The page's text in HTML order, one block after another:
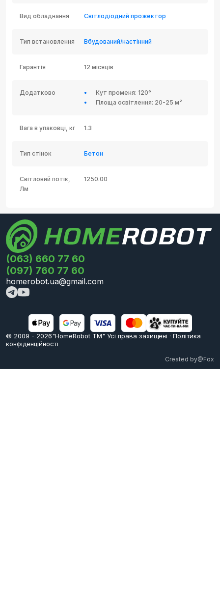
Вид обладнання Світлодіодний прожектор
Тип встановлення Вбудований/настінний
Гарантія 12 місяців
Додатково
Кут променя: 120°
Площа освітлення: 20-25 м²
Вага в упаковці, кг 1.3
Тип стінок Бетон
Світловий потік,
Лм
1250.00
(063) 660 77 60
(097) 760 77 60
homerobot.ua@gmail.com
© 2009 - 2026"HomeRobot ТМ" Усi права захищені · Політика
конфіденційності
Created by@Fox